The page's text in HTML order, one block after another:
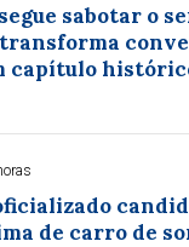
sabotar o
transforma
capítulo
de carro de